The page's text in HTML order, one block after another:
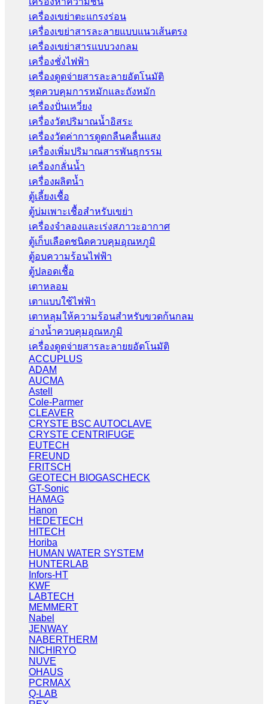
เครื่องเขย่าตะแกรงร่อน
เครื่องเขย่าสารละลายแบบแนวเส้นตรง
เครื่องเขย่าสารแบบวงกลม
เครื่องชั่งไฟฟ้า
เครื่องดูดจ่ายสารละลายอัตโนมัติ
ชุดควบคุมการหมักและถังหมัก
เครื่องปั่นเหวี่ยง
เครื่องวัดปริมาณน้ำอิสระ
เครื่องวัดค่าการดูดกลืนคลื่นแสง
เครื่องเพิ่มปริมาณสารพันธุกรรม
เครื่องกลั่นน้ำ
เครื่องผลิตน้ำ
ตู้เลี้ยงเชื้อ
ตู้บ่มเพาะเชื้อสำหรับเขย่า
เครื่องจำลองและเร่งสภาวะอากาศ
ตู้เก็บเลือดชนิดควบคุมอุณหภูมิ
ตู้อบความร้อนไฟฟ้า
ตู้ปลอดเชื้อ
เตาหลอม
เตาแบบใช้ไฟฟ้า
เตาหลุมให้ความร้อนสำหรับขวดก้นกลม
อ่างน้ำควบคุมอุณหภูมิ
เครื่องดูดจ่ายสารละลายยอัตโนมัติ
ACCUPLUS
ADAM
AUCMA
Astell
Cole-Parmer
CLEAVER
CRYSTE BSC AUTOCLAVE
CRYSTE CENTRIFUGE
EUTECH
FREUND
FRITSCH
GEOTECH BIOGASCHECK
GT-Sonic
HAMAG
Hanon
HEDETECH
HITECH
Horiba
HUMAN WATER SYSTEM
HUNTERLAB
Infors-HT
KWF
LABTECH
MEMMERT
Nabel
JENWAY
NABERTHERM
NICHIRYO
NUVE
OHAUS
PCRMAX
Q-LAB